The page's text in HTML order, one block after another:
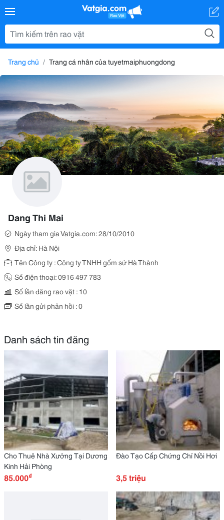
Trang chủ Trang cá nhân của tuyetmaiphuongdong
Dang Thi Mai
Ngày tham gia Vatgia.com: 28/10/2010
Địa chỉ: Hà Nội
Tên Công ty : Công ty TNHH gốm sứ Hà Thành
Số điện thoại: 0916 497 783
Số lần đăng rao vặt : 10
Số lần gửi phản hồi : 0
Danh sách tin đăng
Cho Thuê Nhà Xưởng Tại Dương
Kinh Hải Phòng
85.000₫
Đào Tạo Cấp Chứng Chỉ Nồi Hơi
3,5 triệu